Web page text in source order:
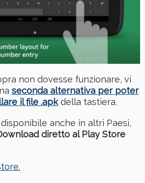
non dovesse funzionare, vi
seconda alternativa per poter
il file .apkdella tastiera.
anche in altri Paesi,
diretto al Play Store